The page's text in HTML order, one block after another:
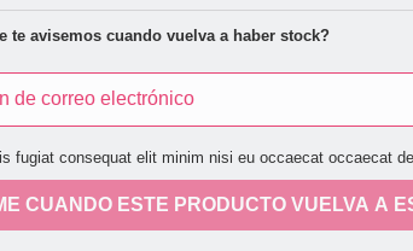
te avisemos cuando vuelva a haber stock?
fugiat consequat elit minim nisi eu occaecat occaecat
CUANDO ESTE PRODUCTO VUELVA A